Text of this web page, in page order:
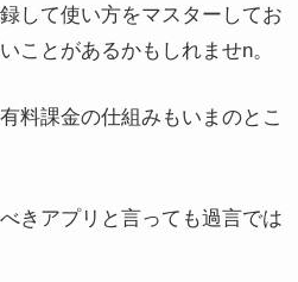
して使い方をマスターしてお
ことがあるかもしれませn。
料課金の仕組みもいまのとこ
きアプリと言っても過言では